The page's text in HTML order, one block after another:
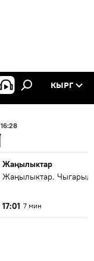
КЫРГ
16:28
Жаңылыктар
Жаңылыктар.
17:01 7 мин